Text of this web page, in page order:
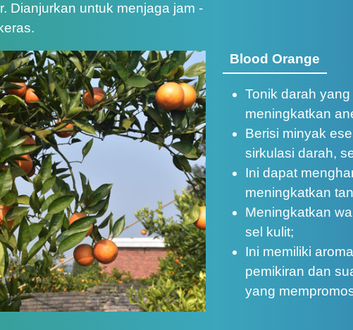
Dianjurkan untuk menjaga jam -
Blood Orange
Tonik darah
meningkatkan
Berisi minyak
sirkulasi darah,
Ini dapat
meningkatkan
Meningkatkan
sel kulit;
Ini memiliki
pemikiran dan
yang